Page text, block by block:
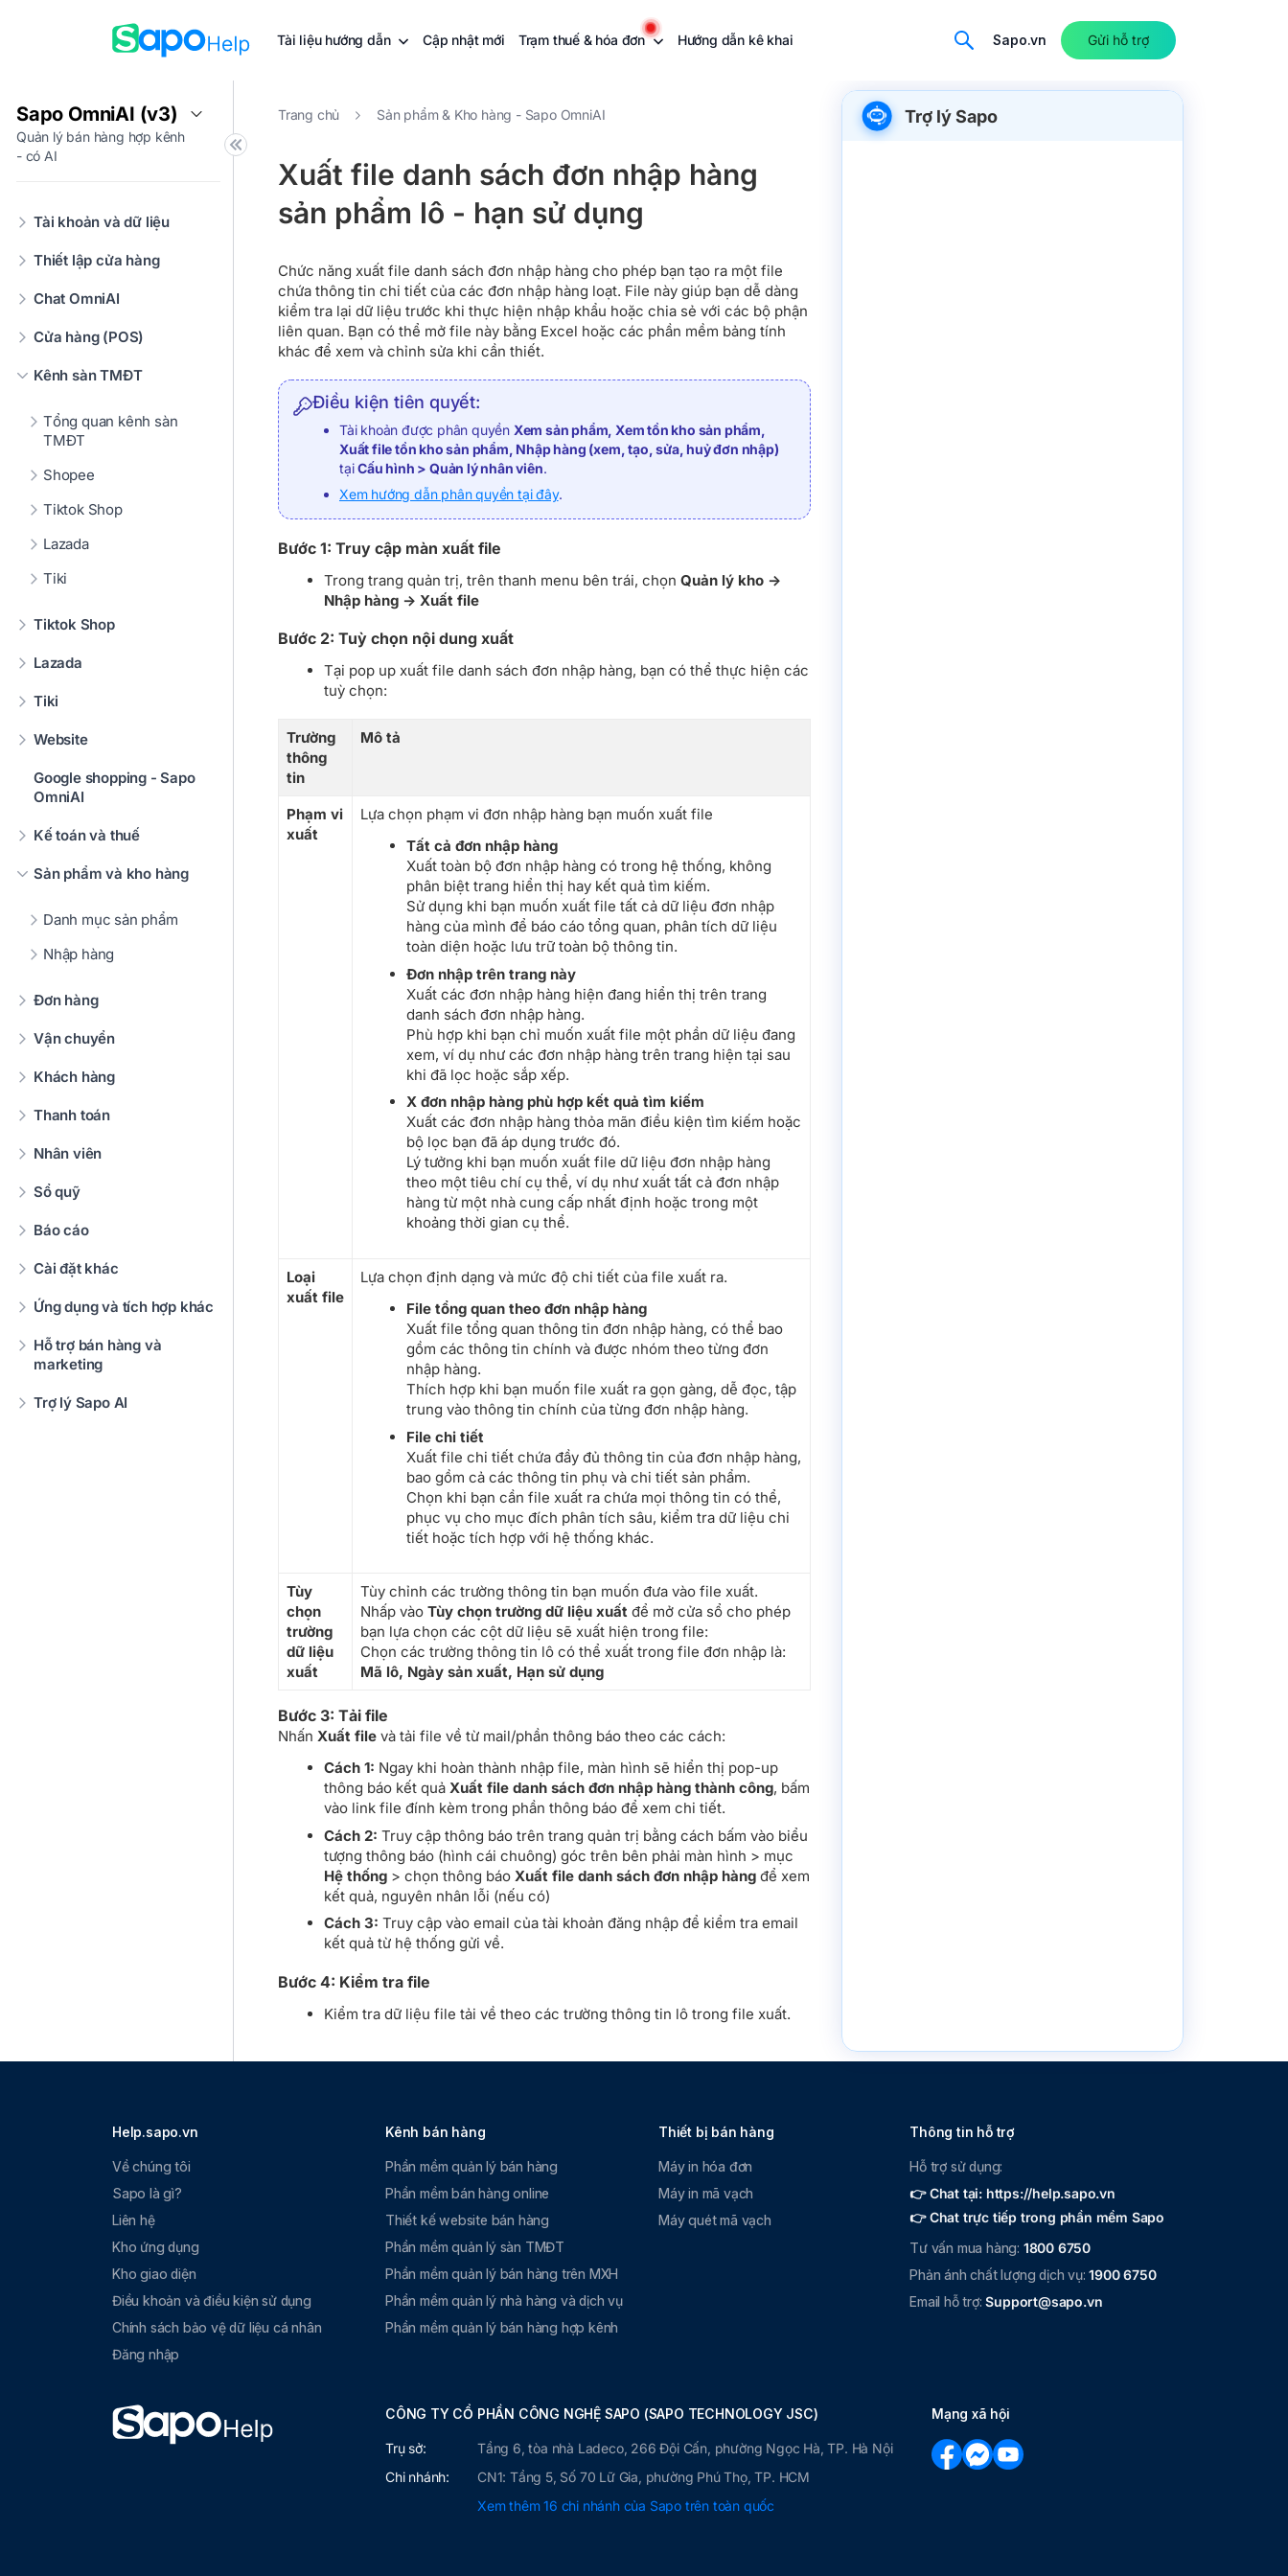
Tài liệu hướng dẫn Cập nhật mới Trạm thuế & hóa đơn Hướng dẫn kê khai Sapo.vn Gửi hỗ trợ
Sapo OmniAI (v3)
Quản lý bán hàng hợp kênh
- có AI
Tài khoản và dữ liệu
Thiết lập cửa hàng
Chat OmniAI
Cửa hàng (POS)
Kênh sàn TMĐT
Tổng quan kênh sàn
TMĐT
Shopee
Tiktok Shop
Lazada
Tiki
Tiktok Shop
Lazada
Tiki
Website
Google shopping - Sapo
OmniAI
Kế toán và thuế
Sản phẩm và kho hàng
Danh mục sản phẩm
Nhập hàng
Đơn hàng
Vận chuyển
Khách hàng
Thanh toán
Nhân viên
Sổ quỹ
Báo cáo
Cài đặt khác
Ứng dụng và tích hợp khác
Hỗ trợ bán hàng và
marketing
Trợ lý Sapo AI
Trang chủ Sản phẩm & Kho hàng - Sapo OmniAI
Xuất file danh sách đơn nhập hàng
sản phẩm lô - hạn sử dụng
Chức năng xuất file danh sách đơn nhập hàng cho phép bạn tạo ra một file
chứa thông tin chi tiết của các đơn nhập hàng loạt. File này giúp bạn dễ dàng
kiểm tra lại dữ liệu trước khi thực hiện nhập khẩu hoặc chia sẻ với các bộ phận
liên quan. Bạn có thể mở file này bằng Excel hoặc các phần mềm bảng tính
khác để xem và chỉnh sửa khi cần thiết.
Điều kiện tiên quyết:
Tài khoản được phân quyền Xem sản phẩm, Xem tồn kho sản phẩm,
Xuất file tồn kho sản phẩm, Nhập hàng (xem, tạo, sửa, huỷ đơn nhập)
tạiCấu hình > Quản lý nhân viên.
Xem hướng dẫn phân quyền tại đây.
Bước 1: Truy cập màn xuất file
Trong trang quản trị, trên thanh menu bên trái, chọn Quản lý kho ->
Nhập hàng -> Xuất file
Bước 2: Tuỳ chọn nội dung xuất
Tại pop up xuất file danh sách đơn nhập hàng, bạn có thể thực hiện các
tuỳ chọn:
Trường
thông
tin
Mô tả
Phạm vi
xuất
Lựa chọn phạm vi đơn nhập hàng bạn muốn xuất file
Tất cả đơn nhập hàng
Xuất toàn bộ đơn nhập hàng có trong hệ thống, không
phân biệt trang hiển thị hay kết quả tìm kiếm.
Sử dụng khi bạn muốn xuất file tất cả dữ liệu đơn nhập
hàng của mình để báo cáo tổng quan, phân tích dữ liệu
toàn diện hoặc lưu trữ toàn bộ thông tin.
Đơn nhập trên trang này
Xuất các đơn nhập hàng hiện đang hiển thị trên trang
danh sách đơn nhập hàng.
Phù hợp khi bạn chỉ muốn xuất file một phần dữ liệu đang
xem, ví dụ như các đơn nhập hàng trên trang hiện tại sau
khi đã lọc hoặc sắp xếp.
X đơn nhập hàng phù hợp kết quả tìm kiếm
Xuất các đơn nhập hàng thỏa mãn điều kiện tìm kiếm hoặc
bộ lọc bạn đã áp dụng trước đó.
Lý tưởng khi bạn muốn xuất file dữ liệu đơn nhập hàng
theo một tiêu chí cụ thể, ví dụ như xuất tất cả đơn nhập
hàng từ một nhà cung cấp nhất định hoặc trong một
khoảng thời gian cụ thể.
Loại
xuất file
Lựa chọn định dạng và mức độ chi tiết của file xuất ra.
File tổng quan theo đơn nhập hàng
Xuất file tổng quan thông tin đơn nhập hàng, có thể bao
gồm các thông tin chính và được nhóm theo từng đơn
nhập hàng.
Thích hợp khi bạn muốn file xuất ra gọn gàng, dễ đọc, tập
trung vào thông tin chính của từng đơn nhập hàng.
File chi tiết
Xuất file chi tiết chứa đầy đủ thông tin của đơn nhập hàng,
bao gồm cả các thông tin phụ và chi tiết sản phẩm.
Chọn khi bạn cần file xuất ra chứa mọi thông tin có thể,
phục vụ cho mục đích phân tích sâu, kiểm tra dữ liệu chi
tiết hoặc tích hợp với hệ thống khác.
Tùy
chọn
trường
dữ liệu
xuất
Tùy chỉnh các trường thông tin bạn muốn đưa vào file xuất.
Nhấp vào Tùy chọn trường dữ liệu xuất để mở cửa sổ cho phép
bạn lựa chọn các cột dữ liệu sẽ xuất hiện trong file:
Chọn các trường thông tin lô có thể xuất trong file đơn nhập là:
Mã lô, Ngày sản xuất, Hạn sử dụng
Bước 3: Tải file
Nhấn Xuất file và tải file về từ mail/phần thông báo theo các cách:
Cách 1: Ngay khi hoàn thành nhập file, màn hình sẽ hiển thị pop-up
thông báo kết quả Xuất file danh sách đơn nhập hàng thành công, bấm
vào link file đính kèm trong phần thông báo để xem chi tiết.
Cách 2: Truy cập thông báo trên trang quản trị bằng cách bấm vào biểu
tượng thông báo (hình cái chuông) góc trên bên phải màn hình > mục
Hệ thống > chọn thông báo Xuất file danh sách đơn nhập hàng để xem
kết quả, nguyên nhân lỗi (nếu có)
Cách 3: Truy cập vào email của tài khoản đăng nhập để kiểm tra email
kết quả từ hệ thống gửi về.
Bước 4: Kiểm tra file
Kiểm tra dữ liệu file tải về theo các trường thông tin lô trong file xuất.
Trợ lý Sapo
Help.sapo.vn
Về chúng tôi
Sapo là gì?
Liên hệ
Kho ứng dụng
Kho giao diện
Điều khoản và điều kiện sử dụng
Chính sách bảo vệ dữ liệu cá nhân
Đăng nhập
Kênh bán hàng
Phần mềm quản lý bán hàng
Phần mềm bán hàng online
Thiết kế website bán hàng
Phần mềm quản lý sàn TMĐT
Phần mềm quản lý bán hàng trên MXH
Phần mềm quản lý nhà hàng và dịch vụ
Phần mềm quản lý bán hàng hợp kênh
Thiết bị bán hàng
Máy in hóa đơn
Máy in mã vạch
Máy quét mã vạch
Thông tin hỗ trợ
Hỗ trợ sử dụng:
👉 Chat tại: https://help.sapo.vn
👉 Chat trực tiếp trong phần mềm Sapo
Tư vấn mua hàng: 1800 6750
Phản ánh chất lượng dịch vụ:1900 6750
Email hỗ trợ:Support@sapo.vn
CÔNG TY CỔ PHẦN CÔNG NGHỆ SAPO (SAPO TECHNOLOGY JSC)
Trụ sở:
Tầng 6, tòa nhà Ladeco, 266 Đội Cấn, phường Ngọc Hà, TP. Hà Nội
Chi nhánh:
CN1: Tầng 5, Số 70 Lữ Gia, phường Phú Thọ, TP. HCM
Xem thêm 16 chi nhánh của Sapo trên toàn quốc
Mạng xã hội